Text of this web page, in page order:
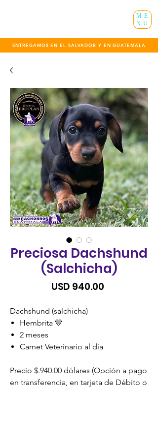
ENTREGAMOS EN EL SALVADOR Y EN GUATEMALA
ME
NU
Preciosa Dachshund
(Salchicha)
USD 940.00
Dachshund (salchicha)
Hembrita 🤎
2 meses
Carnet Veterinario al día
Precio $.940.00 dólares (Opción a pago
en transferencia, en tarjeta de Débito o